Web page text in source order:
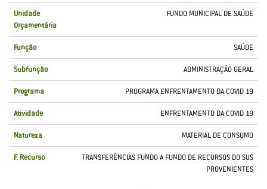
Unidade
Orçamentária
FUNDO MUNICIPAL DE SAÚDE
Função SAÚDE
Subfunção ADMINISTRAÇÃO GERAL
Programa PROGRAMA ENFRENTAMENTO DA COVID 19
Atividade ENFRENTAMENTO DA COVID 19
Natureza MATERIAL DE CONSUMO
F. Recurso
TRANSFERÊNCIAS FUNDO A FUNDO DE RECURSOS DO SUS
PROVENIENTES